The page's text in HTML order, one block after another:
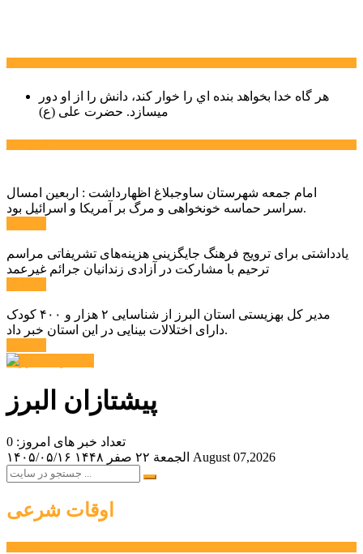
هر گاه خدا بخواهد بنده اي را خوار كند، دانش را از او دور
میسازد. حضرت علی (ع)
امام جمعه شهرستان ساوجبلاغ اظهارداشت : اربعین امسال
سراسر حماسه خونخواهی و مرگ بر آمریکا و اسرائیل بود.
یادداشتی برای ترویج فرهنگ جایگزینی هزینه‌های تشریفاتی مراسم
ترحیم با مشارکت در آزادی زندانیان جرائم غیرعمد
مدیر کل بهزیستی استان البرز از شناسایی ۲ هزار و ۴۰۰ کودک
دارای اختلالات بینایی در این استان خبر داد.
پیشتازان البرز
تعداد خبر های امروز: 0
۱۴۰۵/۰۵/۱۶
الجمعة ۲۲ صفر ۱۴۴۸ August 07,2026
اوقات شرعی